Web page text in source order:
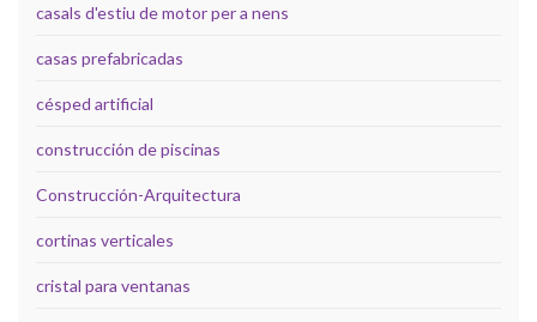
casals d'estiu de motor per a nens
casas prefabricadas
césped artificial
construcción de piscinas
Construcción-Arquitectura
cortinas verticales
cristal para ventanas